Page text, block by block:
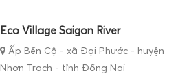
Eco Village Saigon River
Ấp Bến Cộ - xã Đại Phước - huyện
Nhơn Trạch - tỉnh Đồng Nai